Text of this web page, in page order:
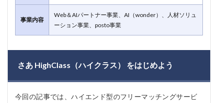
事業内容
Web＆AIパートナー事業、AI（wonder）、人材ソリュ
ーション事業、posto事業
さあ HighClass（ハイクラス） をはじめよう
今回の記事では、ハイエンド型のフリーマッチングサービ